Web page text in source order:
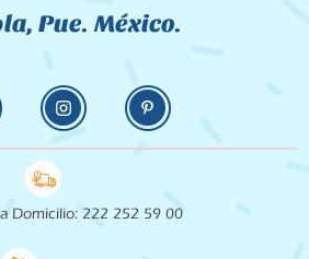
Pue. México.
Domicilio: 222 252 59 00